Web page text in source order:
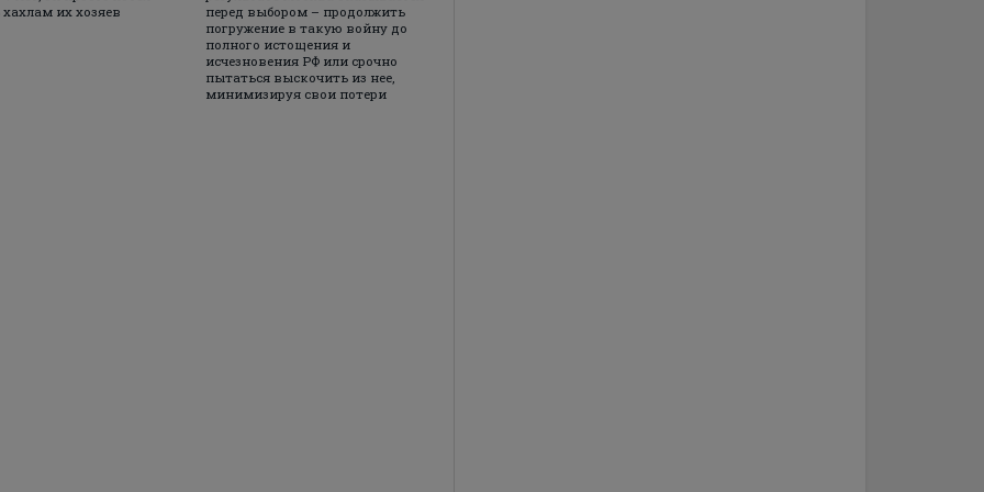
хахлам их хозяев
перед выбором – продолжить
погружение в такую войну до
полного истощения и
исчезновения РФ или срочно
пытаться выскочить из нее,
минимизируя свои потери